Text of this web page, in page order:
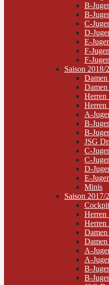
B-
B-
C-
D-
E-
F-
F-
Saison 2018/
Damen
Damen
Herren
Herren
A-
B-
B-
JSG
C-
C-
D-
E-
Minis
Saison 2017/
Herren
Herren
Damen
Damen
A-
A-
B-
B-